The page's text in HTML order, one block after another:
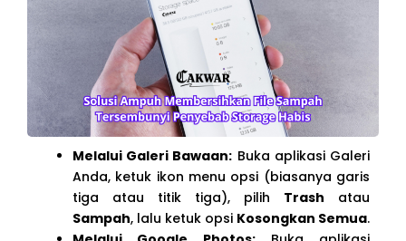
Melalui Galeri Bawaan: Buka aplikasi Galeri
Anda, ketuk ikon menu opsi (biasanya garis
tiga atau titik tiga), pilih Trash atau
Sampah, lalu ketuk opsi Kosongkan Semua.